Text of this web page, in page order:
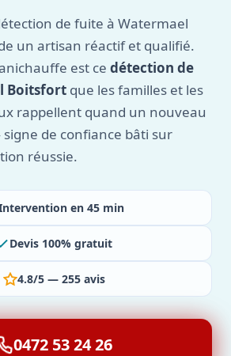
de fuite à Watermael
un artisan réactif et qualifié.
est ce détection de
Boitsfort que les familles et les
rappellent quand un nouveau
de confiance bâti sur
réussie.
en 45 min
Devis 100% gratuit
4.8/5 — 255 avis
0472 53 24 26